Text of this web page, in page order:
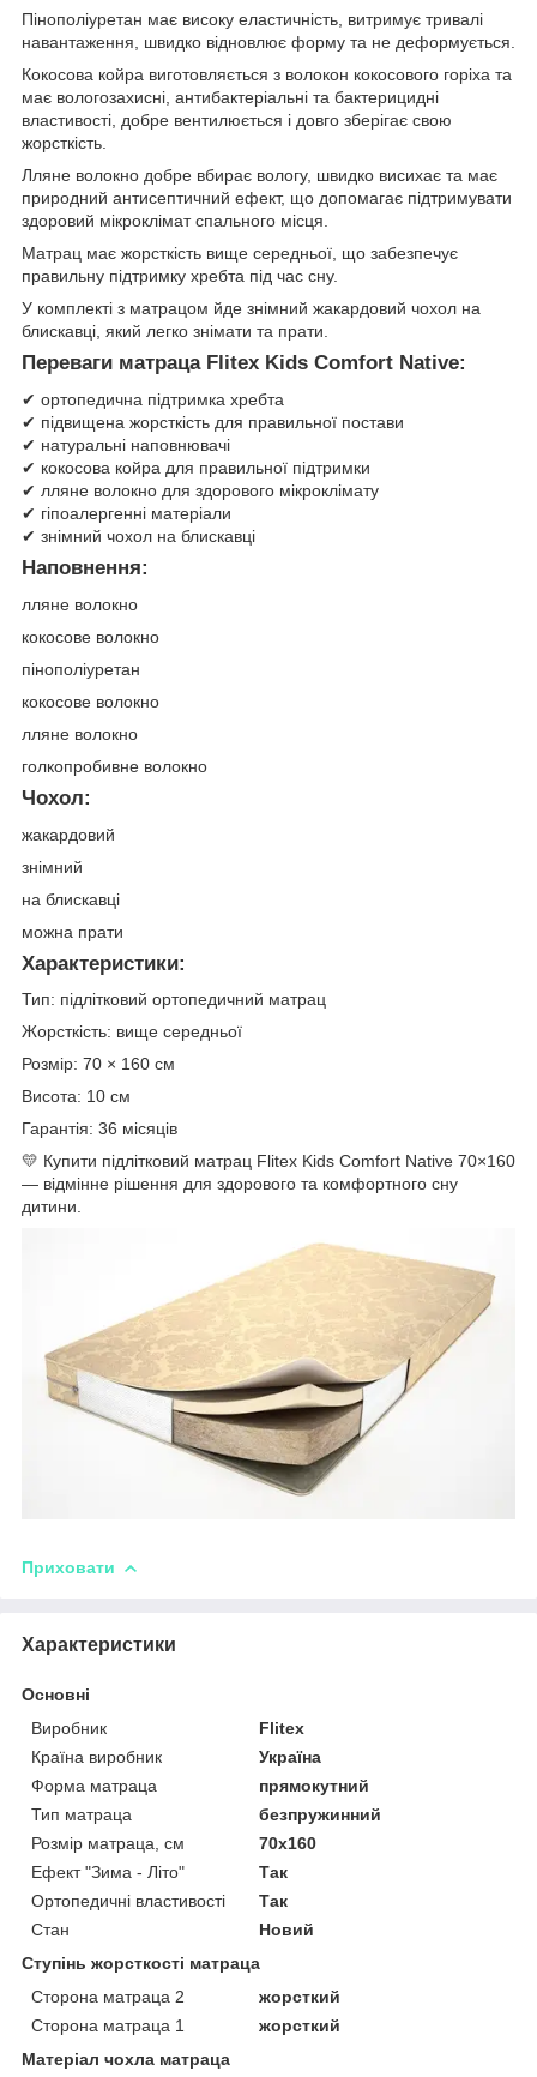
Пінополіуретан має високу еластичність, витримує тривалі
навантаження, швидко відновлює форму та не деформується.
Кокосова койра виготовляється з волокон кокосового горіха та
має вологозахисні, антибактеріальні та бактерицидні
властивості, добре вентилюється і довго зберігає свою
жорсткість.
Лляне волокно добре вбирає вологу, швидко висихає та має
природний антисептичний ефект, що допомагає підтримувати
здоровий мікроклімат спального місця.
Матрац має жорсткість вище середньої, що забезпечує
правильну підтримку хребта під час сну.
У комплекті з матрацом йде знімний жакардовий чохол на
блискавці, який легко знімати та прати.
Переваги матраца Flitex Kids Comfort Native:
✔ ортопедична підтримка хребта
✔ підвищена жорсткість для правильної постави
✔ натуральні наповнювачі
✔ кокосова койра для правильної підтримки
✔ лляне волокно для здорового мікроклімату
✔ гіпоалергенні матеріали
✔ знімний чохол на блискавці
Наповнення:
лляне волокно
кокосове волокно
пінополіуретан
кокосове волокно
лляне волокно
голкопробивне волокно
Чохол:
жакардовий
знімний
на блискавці
можна прати
Характеристики:
Тип: підлітковий ортопедичний матрац
Жорсткість: вище середньої
Розмір: 70 × 160 см
Висота: 10 см
Гарантія: 36 місяців
💛 Купити підлітковий матрац Flitex Kids Comfort Native 70×160
— відмінне рішення для здорового та комфортного сну
дитини.
Приховати
Характеристики
Основні
Виробник
Flitex
Країна виробник
Україна
Форма матраца
прямокутний
Тип матраца
безпружинний
Розмір матраца, см
70х160
Ефект "Зима - Літо"
Так
Ортопедичні властивості
Так
Стан
Новий
Ступінь жорсткості матраца
Сторона матраца 2
жорсткий
Сторона матраца 1
жорсткий
Матеріал чохла матраца